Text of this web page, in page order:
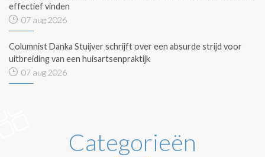
effectief vinden
07 aug 2026
Columnist Danka Stuijver schrijft over een absurde strijd voor
uitbreiding van een huisartsenpraktijk
07 aug 2026
Categorieën